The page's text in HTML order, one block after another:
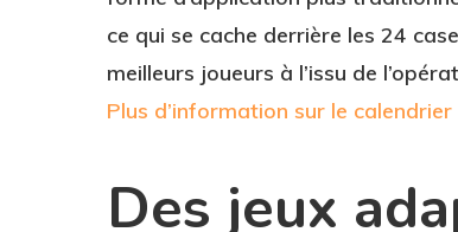
ce qui se cache derrière les 24
meilleurs joueurs à l’issu de
Plus d’information sur le
Des jeux